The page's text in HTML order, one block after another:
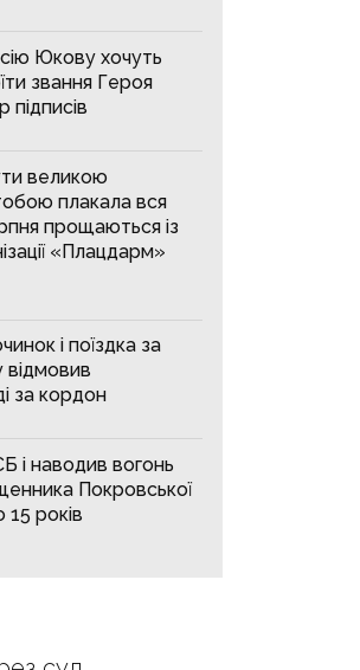
Юкову хочуть
звання Героя
підписів
великою
плакала вся
прощаються із
«Плацдарм»
і поїздка за
відмовив
за кордон
і наводив вогонь
Покровської
15 років